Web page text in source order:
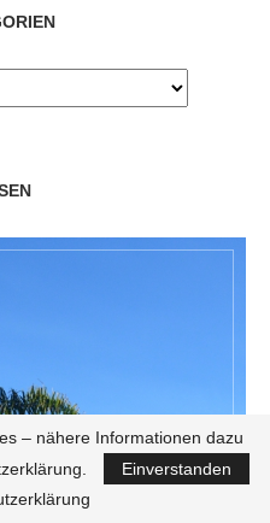
– nähere Informationen dazu
Einverstanden